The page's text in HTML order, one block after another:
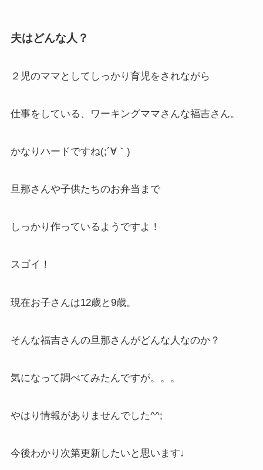
夫はどんな人？
２児のママとしてしっかり育児をされながら
仕事をしている、ワーキングママさんな福吉さん。
かなりハードですね(;´∀｀)
旦那さんや子供たちのお弁当まで
しっかり作っているようですよ！
スゴイ！
現在お子さんは12歳と9歳。
そんな福吉さんの旦那さんがどんな人なのか？
気になって調べてみたんですが。。。
やはり情報がありませんでした^^;
今後わかり次第更新したいと思います♩